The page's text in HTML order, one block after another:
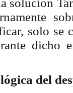
solución
solo
dicho
del